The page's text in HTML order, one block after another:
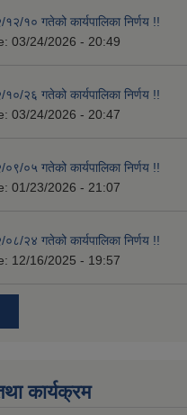
१२/१० गतेको कार्यपालिका निर्णय !!
03/24/2026 - 20:49
१०/२६ गतेको कार्यपालिका निर्णय !!
03/24/2026 - 20:47
०९/०५ गतेको कार्यपालिका निर्णय !!
01/23/2026 - 21:07
०८/२४ गतेको कार्यपालिका निर्णय !!
12/16/2025 - 19:57
कार्यक्रम